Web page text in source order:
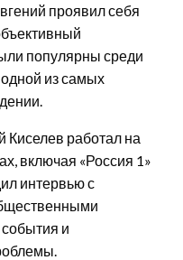
проявил себя
популярны среди
одной из самых
работал на
включая «Россия 1»
интервью с
и